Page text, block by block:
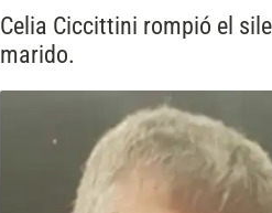
Celia Ciccittini rompió el
marido.